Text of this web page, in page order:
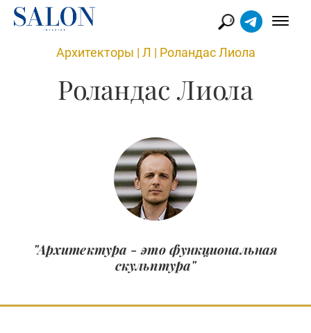
Архитекторы | Л | Роландас Лиола
Роландас Лиола
"Архитектура - это функциональная
скульптура"